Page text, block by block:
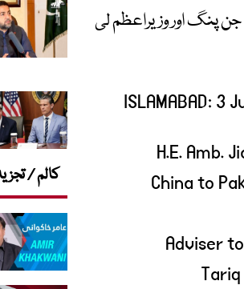
پنگ اور وزیراعظم لی
ISLAMABAD: 3
H.E. Amb.
China to
Adviser
کالم /